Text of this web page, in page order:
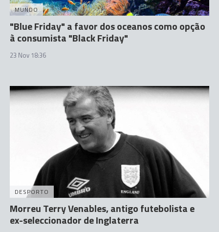
MUNDO
"Blue Friday" a favor dos oceanos como opção
à consumista "Black Friday"
23 Nov 18:36
DESPORTO
Morreu Terry Venables, antigo futebolista e
ex-seleccionador de Inglaterra